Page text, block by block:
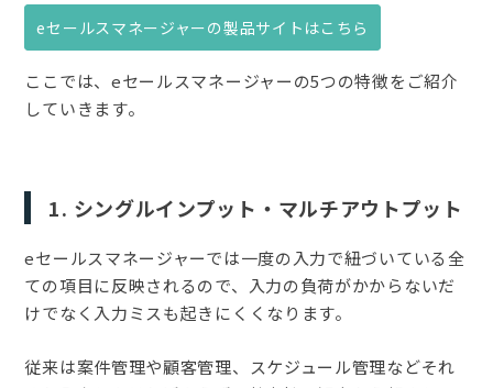
eセールスマネージャーの製品サイトはこちら
ここでは、eセールスマネージャーの5つの特徴をご紹介
していきます。
1. シングルインプット・マルチアウトプット
eセールスマネージャーでは一度の入力で紐づいている全
ての項目に反映されるので、入力の負荷がかからないだ
けでなく入力ミスも起きにくくなります。
従来は案件管理や顧客管理、スケジュール管理などそれ